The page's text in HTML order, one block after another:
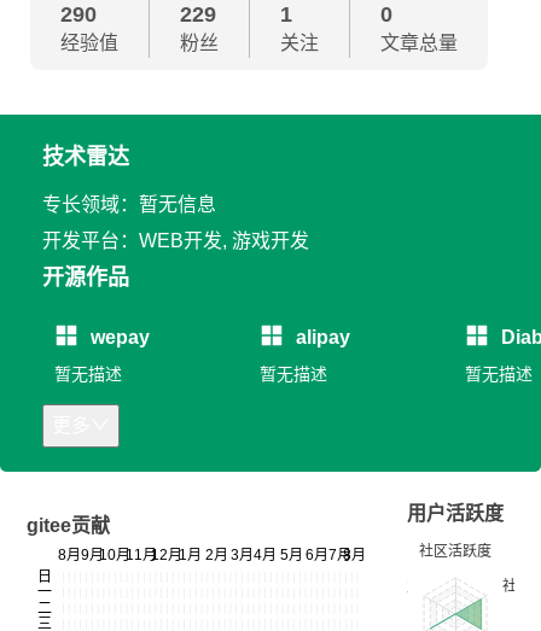
290
经验值
229
粉丝
1
关注
0
文章总量
技术雷达
专长领域：暂无信息
开发平台：WEB开发, 游戏开发
开源作品
wepay
暂无描述
alipay
暂无描述 暂无描述
gitee贡献
用户活跃度